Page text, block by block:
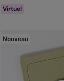
Virtuel
Nouveau